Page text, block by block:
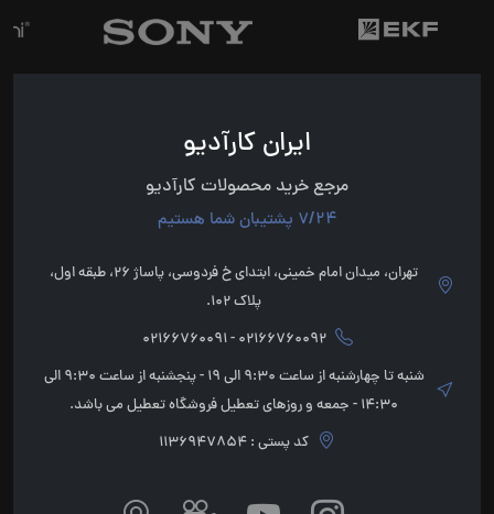
ایران کارآدیو
مرجع خرید محصولات کارآدیو
7/24 پشتیبان شما هستیم
تهران، میدان امام خمینی، ابتدای خ فردوسی، پاساژ 26، طبقه اول،
پلاک 102.
02166760092 - 02166760091
شنبه تا چهارشنبه از ساعت 9:30 الی 19 - پنجشنبه از ساعت 9:30 الی
14:30 - جمعه و روزهای تعطیل فروشگاه تعطیل می باشد.
کد پستی : 1136947854